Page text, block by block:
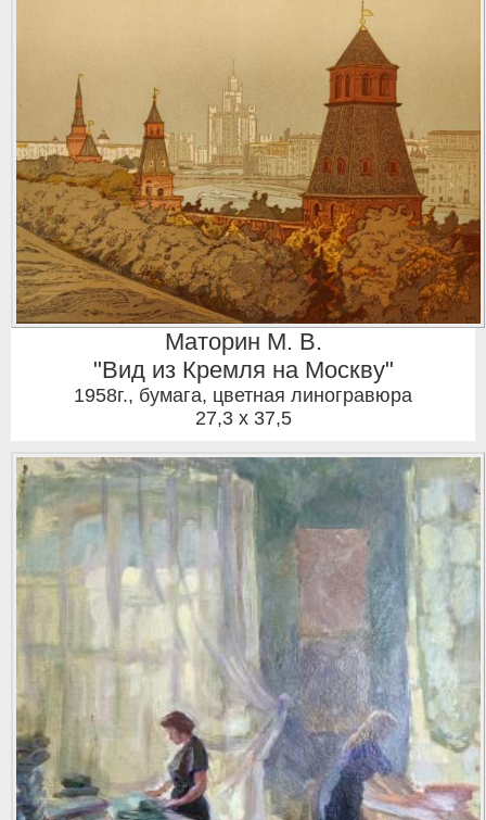
Маторин М. В.
"Вид из Кремля на Москву"
1958г., бумага, цветная линогравюра
27,3 x 37,5